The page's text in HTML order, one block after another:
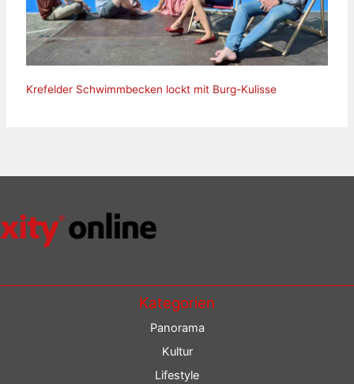
Krefelder Schwimmbecken lockt mit Burg-Kulisse
Kategorien
Panorama
Kultur
Lifestyle